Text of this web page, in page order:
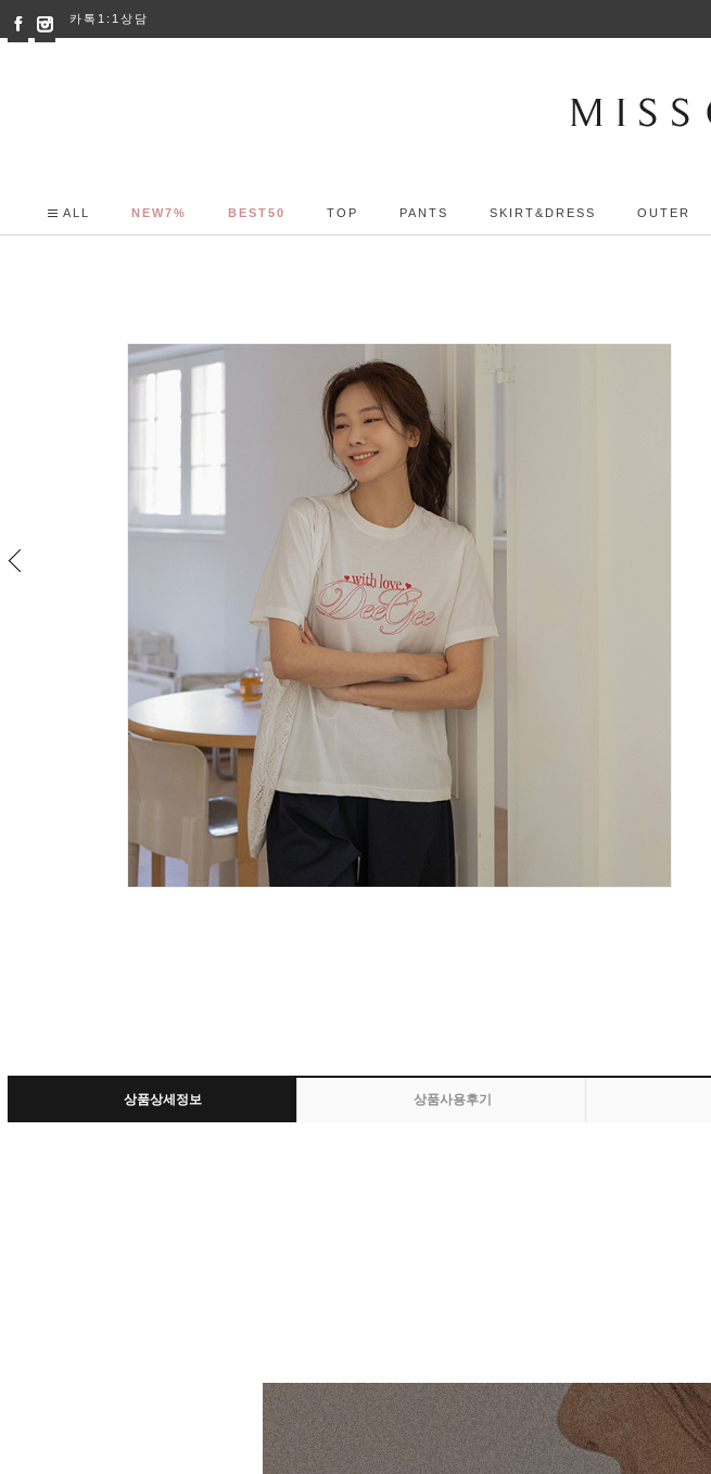
카톡1:1상담
ALL NEW7% BEST50 TOP PANTS SKIRT&DRESS OUTER
상품상세정보 상품사용후기